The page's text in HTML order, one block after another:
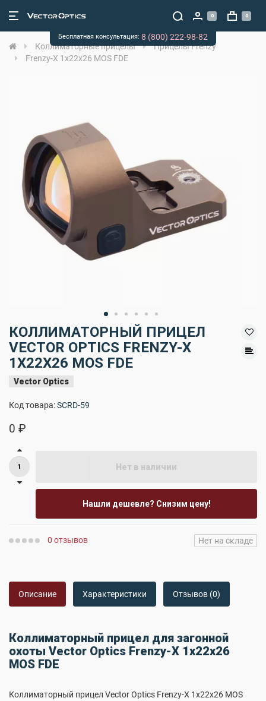
0 0
Коллиматорные прицелы
Прицелы Frenzy
Frenzy-X 1x22x26 MOS FDE
КОЛЛИМАТОРНЫЙ ПРИЦЕЛ
VECTOR OPTICS FRENZY-X
1X22X26 MOS FDE
Vector Optics
Код товара:SCRD-59
0 ₽
Нет в наличии
Нашли дешевле? Снизим цену!
0 отзывов Нет на складе
Описание Характеристики Отзывов (0)
Коллиматорный прицел для загонной
охоты Vector Optics Frenzy-X 1x22x26
MOS FDE
Коллиматорный прицел Vector Optics Frenzy-X 1x22x26 MOS
Бесплатная консультация: 8 (800) 222-98-82